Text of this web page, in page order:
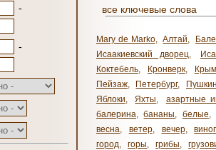
-
-
все ключевые слова
Mary de Marko, Алтай,
Исаакиевский дворец,
Коктебель, Кронверк,
Крым
Пейзаж, Петербург,
Яблоки, Яхты,
азартные
балерина, бананы, белые,
весна, ветер, вечер,
город, горы, грибы,